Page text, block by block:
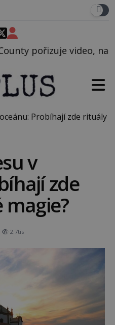
před jeho
Probíhají zde rituály
v
zde
2.7tis